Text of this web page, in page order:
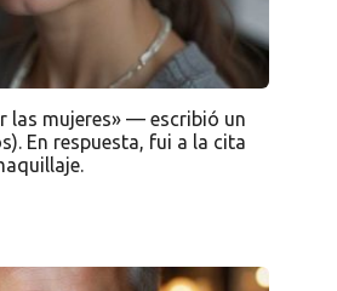
las mujeres» — escribió un
En respuesta, fui a la cita